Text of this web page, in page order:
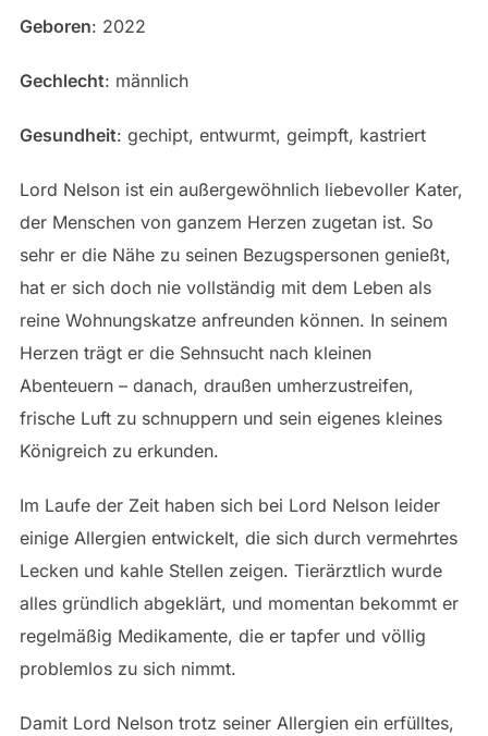
Geboren: 2022
Gechlecht: männlich
Gesundheit: gechipt, entwurmt, geimpft, kastriert
Lord Nelson ist ein außergewöhnlich liebevoller Kater,
der Menschen von ganzem Herzen zugetan ist. So
sehr er die Nähe zu seinen Bezugspersonen genießt,
hat er sich doch nie vollständig mit dem Leben als
reine Wohnungskatze anfreunden können. In seinem
Herzen trägt er die Sehnsucht nach kleinen
Abenteuern – danach, draußen umherzustreifen,
frische Luft zu schnuppern und sein eigenes kleines
Königreich zu erkunden.
Im Laufe der Zeit haben sich bei Lord Nelson leider
einige Allergien entwickelt, die sich durch vermehrtes
Lecken und kahle Stellen zeigen. Tierärztlich wurde
alles gründlich abgeklärt, und momentan bekommt er
regelmäßig Medikamente, die er tapfer und völlig
problemlos zu sich nimmt.
Damit Lord Nelson trotz seiner Allergien ein erfülltes,